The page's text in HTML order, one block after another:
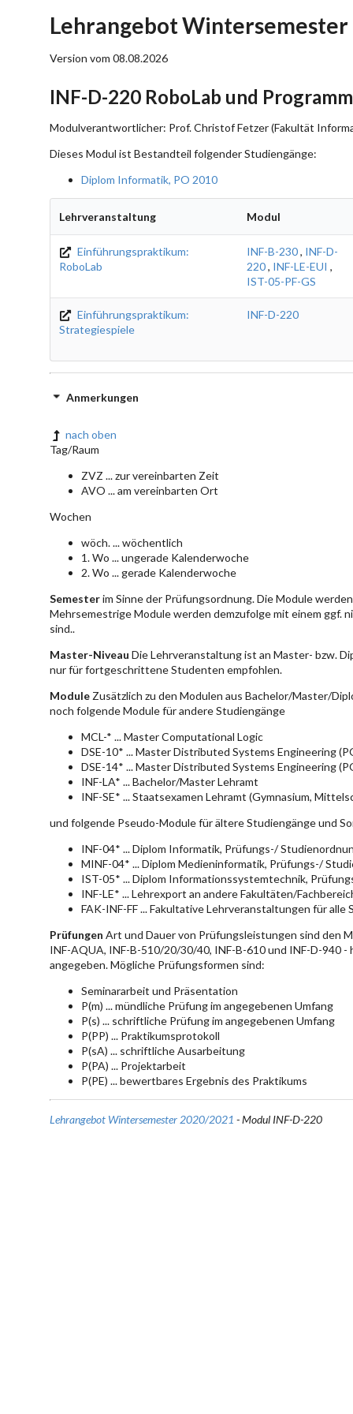
Lehrangebot
Version vom 08.08.2026
INF-D-220 RoboLab und
Modulverantwortlicher: Prof. Christof Fetzer (Fakultät
Dieses Modul ist Bestandteil folgender Studiengänge:
Diplom Informatik, PO 2010
Lehrveranstaltung Modul
Einführungspraktikum:
RoboLab
INF-B-230, INF-D-
220, INF-LE-EUI ,
IST-05-PF-GS
Einführungspraktikum:
Strategiespiele
INF-D-220
Anmerkungen
nach oben
Tag/Raum
ZVZ ... zur vereinbarten Zeit
AVO ... am vereinbarten Ort
Wochen
wöch. ... wöchentlich
1. Wo ... ungerade Kalenderwoche
2. Wo ... gerade Kalenderwoche
Semesterim Sinne der Prüfungsordnung. Die Module
Mehrsemestrige Module werden demzufolge mit einem ggf.
sind..
Master-Niveau Die Lehrveranstaltung ist an Master- bzw.
nur für fortgeschrittene Studenten empfohlen.
Module Zusätzlich zu den Modulen aus Bachelor/Master/
noch folgende Module für andere Studiengänge
MCL-* ... Master Computational Logic
DSE-10* ... Master Distributed Systems Engineering
DSE-14* ... Master Distributed Systems Engineering
INF-LA* ... Bachelor/Master Lehramt
INF-SE* ... Staatsexamen Lehramt (Gymnasium,
und folgende Pseudo-Module für ältere Studiengänge und
INF-04* ... Diplom Informatik, Prüfungs-/
MINF-04* ... Diplom Medieninformatik, Prüfungs-/
IST-05* ... Diplom Informationssystemtechnik,
INF-LE* ... Lehrexport an andere Fakultäten/
FAK-INF-FF ... Fakultative Lehrveranstaltungen für
Prüfungen Art und Dauer von Prüfungsleistungen sind den
INF-AQUA, INF-B-510/20/30/40, INF-B-610 und INF-D-940
angegeben. Mögliche Prüfungsformen sind:
Seminararbeit und Präsentation
P(m) ... mündliche Prüfung im angegebenen Umfang
P(s) ... schriftliche Prüfung im angegebenen Umfang
P(PP) ... Praktikumsprotokoll
P(sA) ... schriftliche Ausarbeitung
P(PA) ... Projektarbeit
P(PE) ... bewertbares Ergebnis des Praktikums
Lehrangebot Wintersemester 2020/2021 - Modul INF-D-220